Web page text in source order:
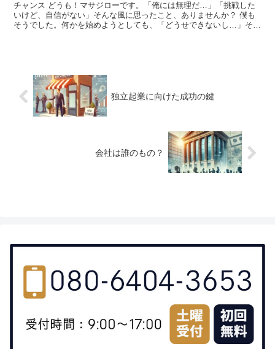
チャンス どうも！マサジローです。「俺には無理だ…」「挑戦した
いけど、自信がない」そんな風に思ったこと、ありませんか？ 僕も
そうでした。何かを始めようとしても、「どうせできないし…」そう
独立起業に向けた成功の鍵
会社は誰のもの？